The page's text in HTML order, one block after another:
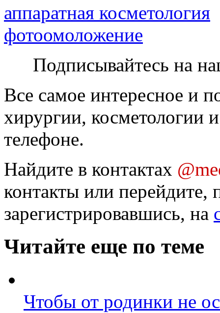
аппаратная косметология
фотоомоложение
Подписывайтесь на
Все самое интересное и
хирургии, косметологии
телефоне.
Найдите в контактах
контакты или перейдите,
зарегистрировавшись, на
Читайте еще по теме
Чтобы от родинки не